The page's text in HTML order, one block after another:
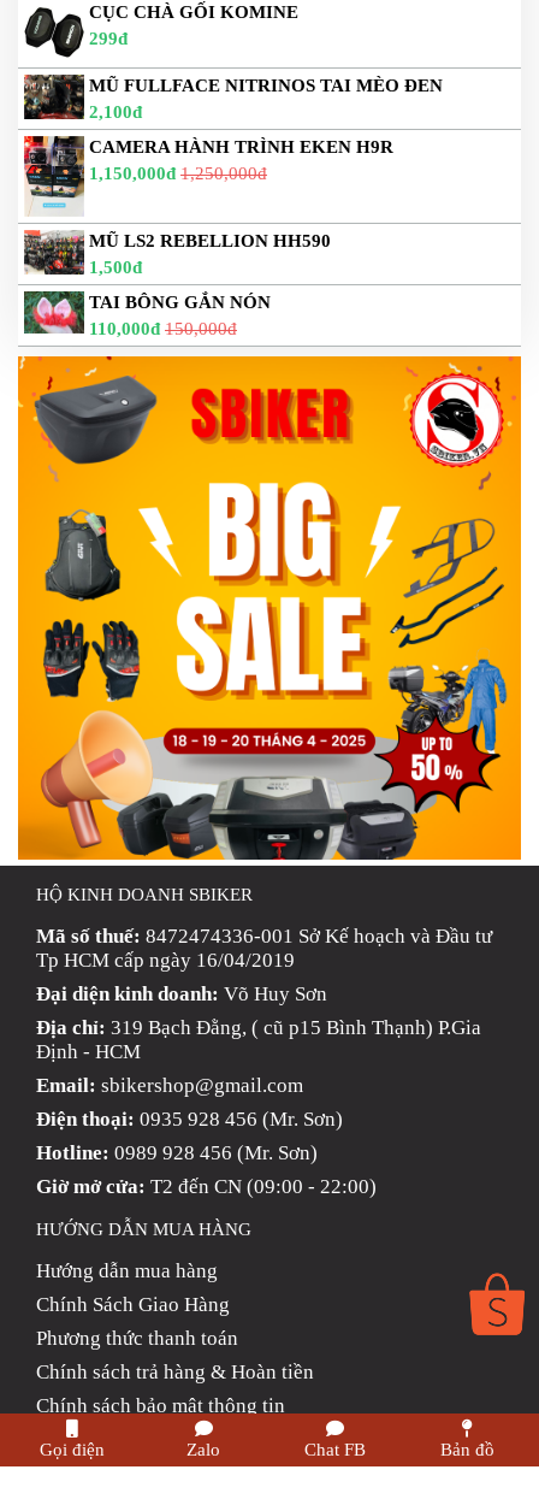
CỤC CHÀ GỐI KOMINE
299đ
MŨ FULLFACE NITRINOS TAI MÈO ĐEN
2,100đ
CAMERA HÀNH TRÌNH EKEN H9R
1,150,000đ 1,250,000đ
MŨ LS2 REBELLION HH590
1,500đ
TAI BÔNG GẮN NÓN
110,000đ 150,000đ
HỘ KINH DOANH SBIKER
Mã số thuế: 8472474336-001 Sở Kế hoạch và Đầu tư
Tp HCM cấp ngày 16/04/2019
Đại diện kinh doanh: Võ Huy Sơn
Địa chỉ: 319 Bạch Đằng, ( cũ p15 Bình Thạnh) P.Gia
Định - HCM
Email: sbikershop@gmail.com
Điện thoại: 0935 928 456 (Mr. Sơn)
Hotline: 0989 928 456 (Mr. Sơn)
Giờ mở cửa: T2 đến CN (09:00 - 22:00)
HƯỚNG DẪN MUA HÀNG
Hướng dẫn mua hàng
Chính Sách Giao Hàng
Phương thức thanh toán
Chính sách trả hàng & Hoàn tiền
Chính sách bảo mật thông tin
Gọi điện Zalo Chat FB Bản đồ